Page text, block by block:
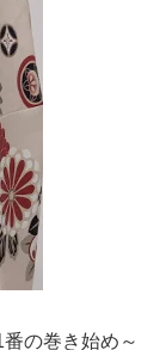
の巻き始め～